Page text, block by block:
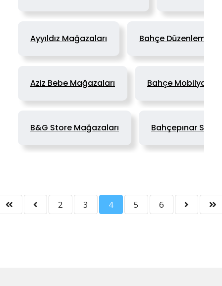
Ayyıldız Mağazaları Bahçe Düzenleme
Aziz Bebe Mağazaları Bahçe Mobilyaları
B&G Store Mağazaları Bahçepınar Su
2 3 4 5 6